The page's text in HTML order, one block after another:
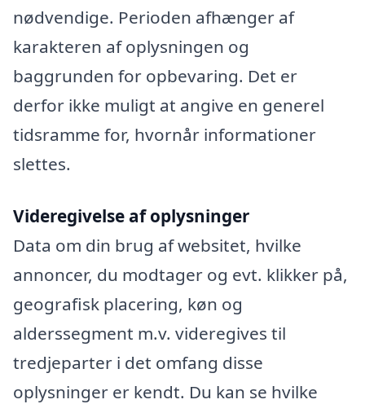
nødvendige. Perioden afhænger af
karakteren af oplysningen og
baggrunden for opbevaring. Det er
derfor ikke muligt at angive en generel
tidsramme for, hvornår informationer
slettes.
Videregivelse af oplysninger
Data om din brug af websitet, hvilke
annoncer, du modtager og evt. klikker på,
geografisk placering, køn og
alderssegment m.v. videregives til
tredjeparter i det omfang disse
oplysninger er kendt. Du kan se hvilke